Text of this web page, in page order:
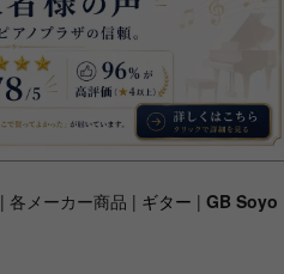
| 各メーカー商品 | ギター | GB Soyo